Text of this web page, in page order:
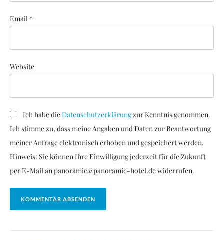
Email *
Website
Ich habe dieDatenschutzerklärungzur Kenntnis genommen.
Ich stimme zu, dass meine Angaben und Daten zur Beantwortung
meiner Anfrage elektronisch erhoben und gespeichert werden.
Hinweis: Sie können Ihre Einwilligung jederzeit für die Zukunft
per E-Mail an panoramic@panoramic-hotel.de widerrufen.
KOMMENTAR ABSENDEN